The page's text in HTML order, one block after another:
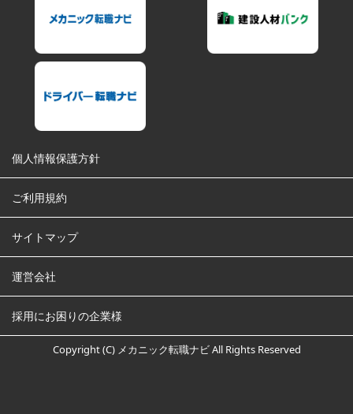
個人情報保護方針
ご利用規約
サイトマップ
運営会社
採用にお困りの企業様
Copyright (C) メカニック転職ナビ All Rights Reserved